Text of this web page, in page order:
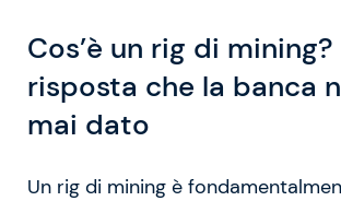
Cos’è un rig di mining?
risposta che la banca
mai dato
Un rig di mining è